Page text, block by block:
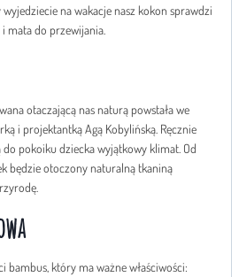
na wakacje nasz kokon sprawdzi
mata do przewijania.
otaczającą nas naturą powstała we
i projektantką Agą Kobylińską. Ręcznie
pokoiku dziecka wyjątkowy klimat. Od
będzie otoczony naturalną tkaniną
bambus, który ma ważne właściwości: